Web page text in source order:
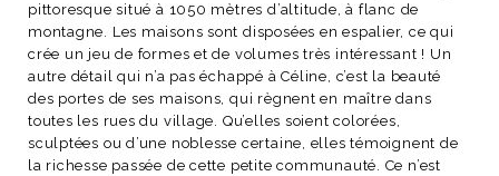
pittoresque situé à 1050 mètres d’altitude, à flanc de
montagne. Les maisons sont disposées en espalier, ce qui
crée un jeu de formes et de volumes très intéressant ! Un
autre détail qui n’a pas échappé à Céline, c’est la beauté
des portes de ses maisons, qui règnent en maître dans
toutes les rues du village. Qu’elles soient colorées,
sculptées ou d’une noblesse certaine, elles témoignent de
la richesse passée de cette petite communauté. Ce n’est